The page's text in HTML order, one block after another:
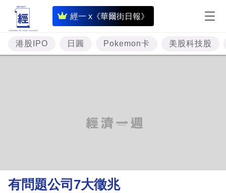
經一 x《華爾街日報》
即
時
財
經
理
財
港股IPO 日圓 Pokemon卡 美股科技股
有問題公司7大徵兆